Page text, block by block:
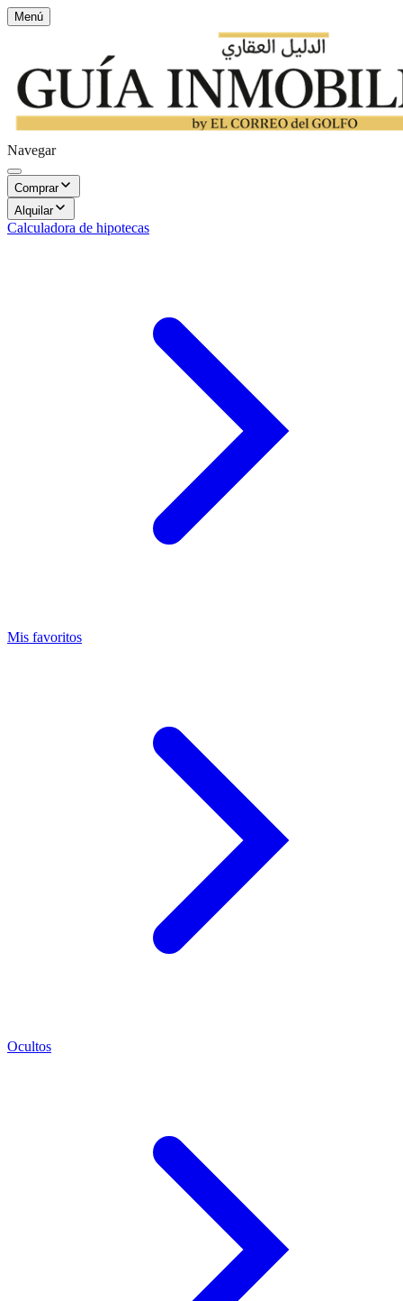
Menú
Navegar
Comprar
Alquilar
Calculadora de hipotecas
Mis favoritos
Ocultos